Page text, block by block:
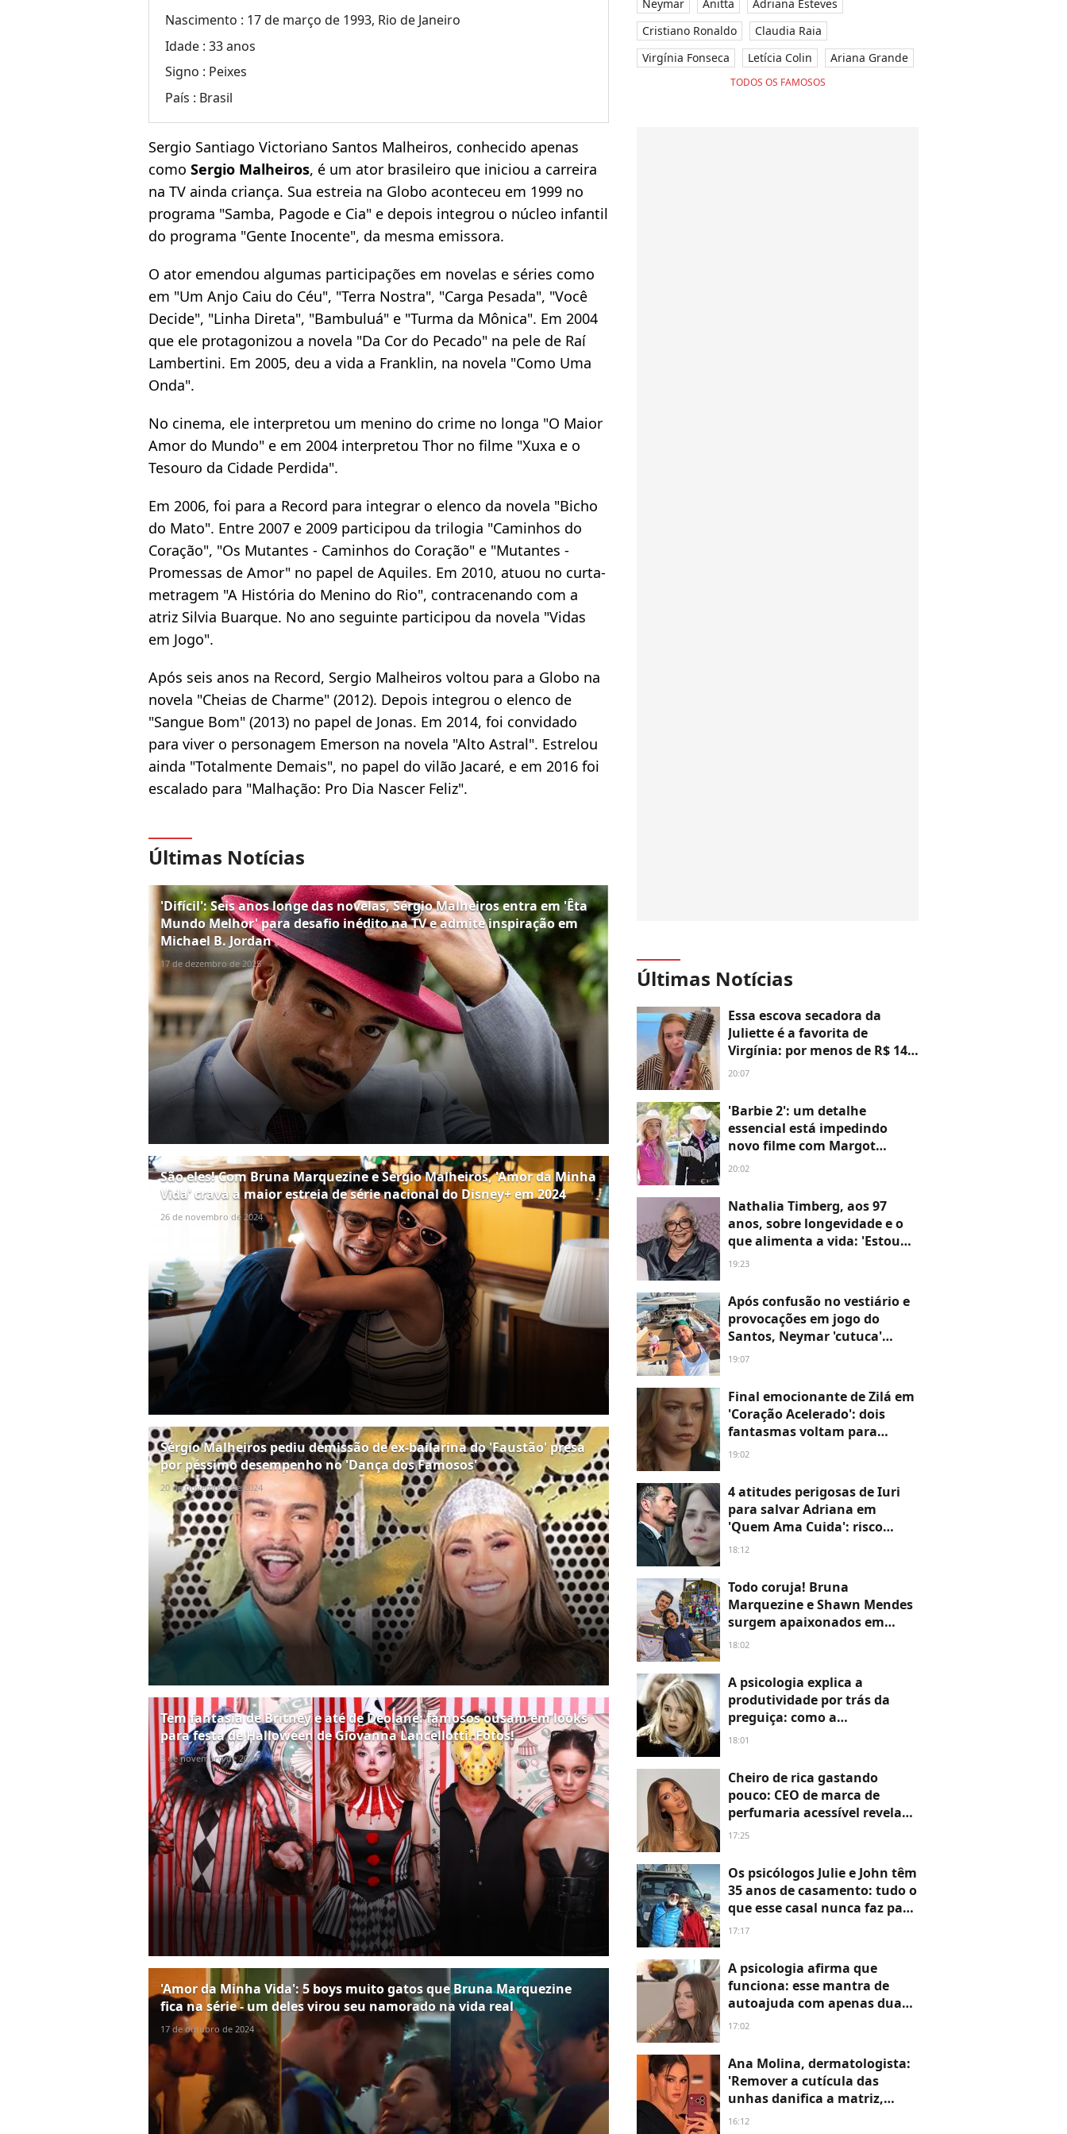
Nascimento : 17 de março de 1993, Rio de Janeiro
Idade :33 anos
Signo : Peixes
País : Brasil
Sergio Santiago Victoriano Santos Malheiros, conhecido apenas
como Sergio Malheiros, é um ator brasileiro que iniciou a carreira
na TV ainda criança. Sua estreia na Globo aconteceu em 1999 no
programa "Samba, Pagode e Cia" e depois integrou o núcleo infantil
do programa "Gente Inocente", da mesma emissora.
O ator emendou algumas participações em novelas e séries como
em "Um Anjo Caiu do Céu", "Terra Nostra", "Carga Pesada", "Você
Decide", "Linha Direta", "Bambuluá" e "Turma da Mônica". Em 2004
que ele protagonizou a novela "Da Cor do Pecado" na pele de Raí
Lambertini. Em 2005, deu a vida a Franklin, na novela "Como Uma
Onda".
No cinema, ele interpretou um menino do crime no longa "O Maior
Amor do Mundo" e em 2004 interpretou Thor no filme "Xuxa e o
Tesouro da Cidade Perdida".
Em 2006, foi para a Record para integrar o elenco da novela "Bicho
do Mato". Entre 2007 e 2009 participou da trilogia "Caminhos do
Coração", "Os Mutantes - Caminhos do Coração" e "Mutantes -
Promessas de Amor" no papel de Aquiles. Em 2010, atuou no curta-
metragem "A História do Menino do Rio", contracenando com a
atriz Silvia Buarque. No ano seguinte participou da novela "Vidas
em Jogo".
Após seis anos na Record, Sergio Malheiros voltou para a Globo na
novela "Cheias de Charme" (2012). Depois integrou o elenco de
"Sangue Bom" (2013) no papel de Jonas. Em 2014, foi convidado
para viver o personagem Emerson na novela "Alto Astral". Estrelou
ainda "Totalmente Demais", no papel do vilão Jacaré, e em 2016 foi
escalado para "Malhação: Pro Dia Nascer Feliz".
Últimas Notícias
'Difícil': Seis anos longe das novelas, Sérgio Malheiros entra em 'Êta
Mundo Melhor' para desafio inédito na TV e admite inspiração em
Michael B. Jordan
17 de dezembro de 2025
São eles! Com Bruna Marquezine e Sérgio Malheiros, 'Amor da Minha
Vida' crava a maior estreia de série nacional do Disney+ em 2024
26 de novembro de 2024
Sérgio Malheiros pediu demissão de ex-bailarina do 'Faustão' presa
por péssimo desempenho no 'Dança dos Famosos'
20 de novembro de 2024
Tem fantasia de Britney e até de Deolane: famosos ousam em looks
para festa de Halloween de Giovanna Lancellotti. Fotos!
3 de novembro de 2024
'Amor da Minha Vida': 5 boys muito gatos que Bruna Marquezine
fica na série - um deles virou seu namorado na vida real
17 de outubro de 2024
Neymar Anitta
Adriana Esteves
Cristiano Ronaldo
Claudia Raia
Virgínia Fonseca
Letícia Colin Ariana Grande
TODOS OS FAMOSOS
Últimas Notícias
Essa escova secadora da
Juliette é a favorita de
Virgínia: por menos de R$ 140,
ela 'dá pau' em muito secador
20:07
'Barbie 2': um detalhe
essencial está impedindo
novo filme com Margot
Robbie e Ryan Gosling;
Bros aperta prazo da
contagem regressiva
20:02
Nathalia Timberg, aos 97
anos, sobre longevidade e o
que alimenta a vida: 'Estou
chegando a um século. Você
desencantos. Confiar em
alguém é uma coisa muito
importante'
19:23
Após confusão no vestiário e
provocações em jogo do
Santos, Neymar 'cutuca'
presidente do Remo em iate
'Vagabundiando'
19:07
Final emocionante de Zilá em
'Coração Acelerado': dois
fantasmas voltam para
assombrar e mudam o
19:02
4 atitudes perigosas de Iuri
para salvar Adriana em
'Quem Ama Cuida': risco
excessivo aumenta o mistério
18:12
Todo coruja! Bruna
Marquezine e Shawn Mendes
surgem apaixonados em
novas fotos em projeto social;
aniversário: 'Atenção para
causas importantes'
18:02
A psicologia explica a
produtividade por trás da
preguiça: como a
procrastinação é exatamente
alcançar seus objetivos
18:01
Cheiro de rica gastando
pouco: CEO de marca de
perfumaria acessível revela
força dos dupes; veja 4
idênticos de importados
17:25
Os psicólogos Julie e John têm
35 anos de casamento: tudo o
que esse casal nunca faz para
que o relacionamento
17:17
A psicologia afirma que
funciona: esse mantra de
autoajuda com apenas duas
palavras está virando
vida de muitas pessoas
17:02
Ana Molina, dermatologista:
'Remover a cutícula das
unhas danifica a matriz,
favorece infecções e pode
16:12